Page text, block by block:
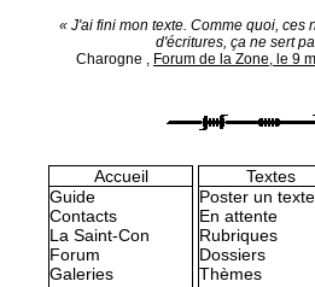
« J'ai fini mon texte. Comme quoi, ces
d'écritures, ça ne sert
Charogne , Forum de la Zone, le 9
Accueil
Guide
Contacts
La Saint-Con
Forum
Galeries
Textes
Poster un texte
En attente
Rubriques
Dossiers
Thèmes